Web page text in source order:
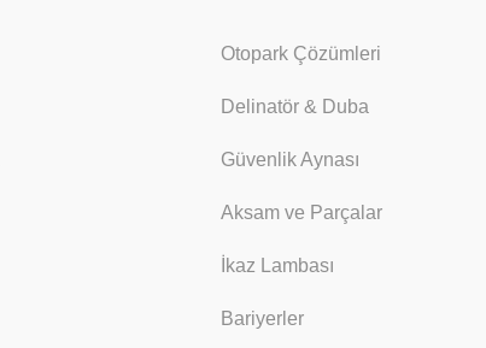
Otopark Çözümleri
Delinatör & Duba
Güvenlik Aynası
Aksam ve Parçalar
İkaz Lambası
Bariyerler